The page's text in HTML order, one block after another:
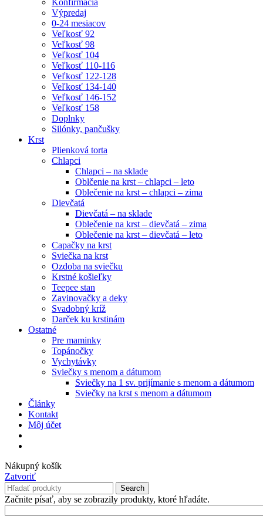
Konfirmácia
Výpredaj
0-24 mesiacov
Veľkosť 92
Veľkosť 98
Veľkosť 104
Veľkosť 110-116
Veľkosť 122-128
Veľkosť 134-140
Veľkosť 146-152
Veľkosť 158
Doplnky
Silónky, pančušky
Krst
Plienková torta
Chlapci
Chlapci – na sklade
Oblčenie na krst – chlapci – leto
Oblečenie na krst – chlapci – zima
Dievčatá
Dievčatá – na sklade
Oblečenie na krst – dievčatá – zima
Oblečenie na krst – dievčatá – leto
Capačky na krst
Sviečka na krst
Ozdoba na sviečku
Krstné košieľky
Teepee stan
Zavinovačky a deky
Svadobný kríž
Darček ku krstinám
Ostatné
Pre maminky
Topánočky
Vychytávky
Sviečky s menom a dátumom
Sviečky na 1 sv. prijímanie s menom a dátumom
Sviečky na krst s menom a dátumom
Články
Kontakt
Môj účet
Nákupný košík
Zatvoriť
Search
Začnite písať, aby se zobrazily produkty, ktoré hľadáte.
Marketing
Zdieľaním
svojich
záujmov a
správania
počas návštevy
našej stránky
zvyšujete šancu
na zobrazenie
kvalitnejšie
prispôsobeného
obsahu a
ponúk.